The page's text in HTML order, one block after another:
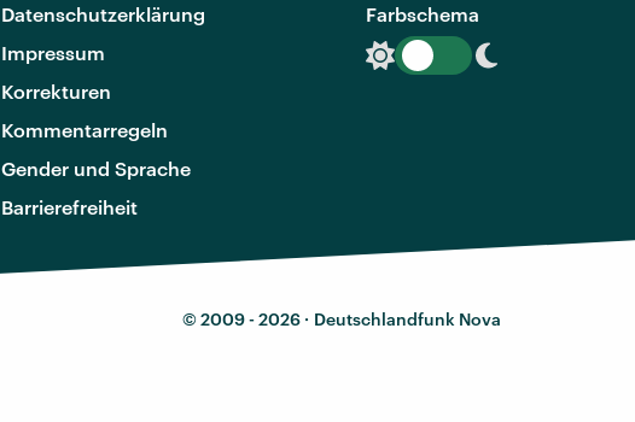
Datenschutzerklärung
Impressum
Korrekturen
Kommentarregeln
Gender und Sprache
Barrierefreiheit
Farbschema
© 2009 - 2026 · Deutschlandfunk Nova